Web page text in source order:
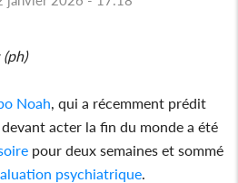
(ph)
Noah , qui a récemment prédit
acter la fin du monde a été
pour deux semaines et sommé
psychiatrique